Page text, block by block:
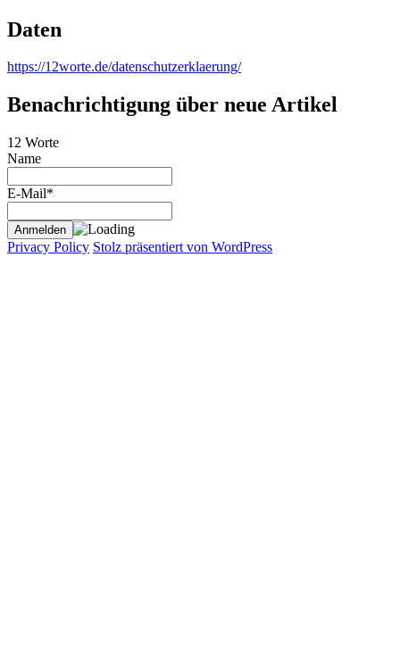
Daten
https://12worte.de/datenschutzerklaerung/
Benachrichtigung über neue Artikel
12 Worte
Name
E-Mail*
Privacy Policy Stolz präsentiert von WordPress